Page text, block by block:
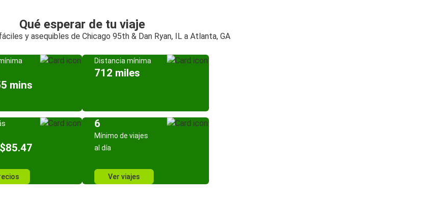
Qué esperar de tu viaje
y asequibles de Chicago 95th & Dan Ryan, IL a Atlanta, GA
mins
Distancia mínima
712 miles
6
Mínimo de viajes
al día
Ver viajes